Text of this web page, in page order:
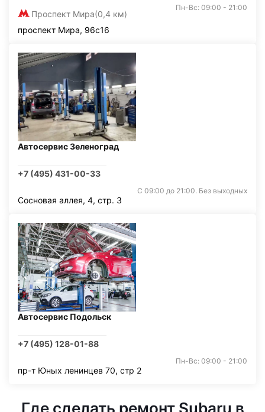
Проспект Мира(0,4 км)
Пн-Вс: 09:00 - 21:00
проспект Мира, 96с16
Автосервис Зеленоград
+7 (495) 431-00-33
С 09:00 до 21:00. Без выходных
Сосновая аллея, 4, стр. 3
Автосервис Подольск
+7 (495) 128-01-88
Пн-Вс: 09:00 - 21:00
пр-т Юных ленинцев 70, стр 2
Где сделать ремонт Subaru в